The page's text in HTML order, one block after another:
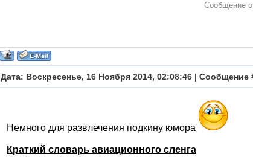
Сообщение
Дата: Воскресенье, 16 Ноября 2014, 02:08:46 | Сообщение
Немного для развлечения подкину юмора
Краткий словарь авиационного сленга